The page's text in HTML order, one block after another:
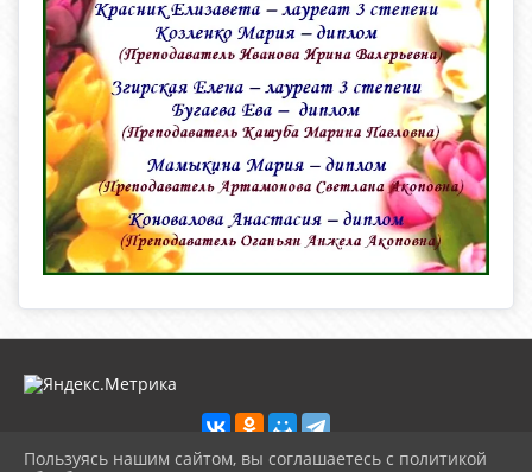
Пользуясь нашим сайтом, вы соглашаетесь с политикой